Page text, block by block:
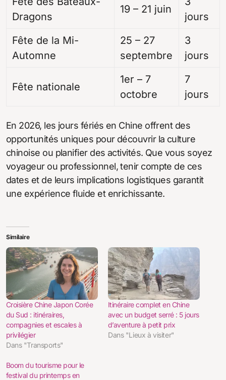
Dragons
19 – 21 juin
jours
Fête de la Mi-
Automne
25 – 27
septembre
3
jours
Fête nationale
1er – 7
octobre
7
jours
En 2026, les jours fériés en Chine offrent des
opportunités uniques pour découvrir la culture
chinoise ou planifier des activités. Que vous soyez
voyageur ou professionnel, tenir compte de ces
dates et de leurs implications logistiques garantit
une expérience fluide et enrichissante.
Similaire
Croisière Chine Japon Corée
du Sud : itinéraires,
compagnies et escales à
privilégier
Dans "Transports"
Itinéraire complet en Chine
avec un budget serré : 5 jours
d’aventure à petit prix
Dans "Lieux à visiter"
Boom du tourisme pour le
festival du printemps en